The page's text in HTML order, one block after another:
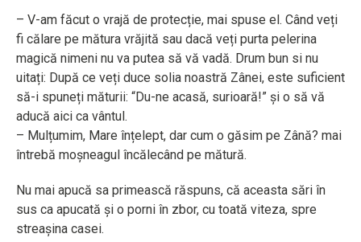
– V-am făcut o vrajă de protecție, mai spuse el. Când veți
fi călare pe mătura vrăjită sau dacă veți purta pelerina
magică nimeni nu va putea să vă vadă. Drum bun si nu
uitați: După ce veți duce solia noastră Zânei, este suficient
să-i spuneți măturii: “Du-ne acasă, surioară!” și o să vă
aducă aici ca vântul.
– Mulțumim, Mare înțelept, dar cum o găsim pe Zână? mai
întrebă moșneagul încălecând pe mătură.
Nu mai apucă sa primească răspuns, că aceasta sări în
sus ca apucată și o porni în zbor, cu toată viteza, spre
streașina casei.